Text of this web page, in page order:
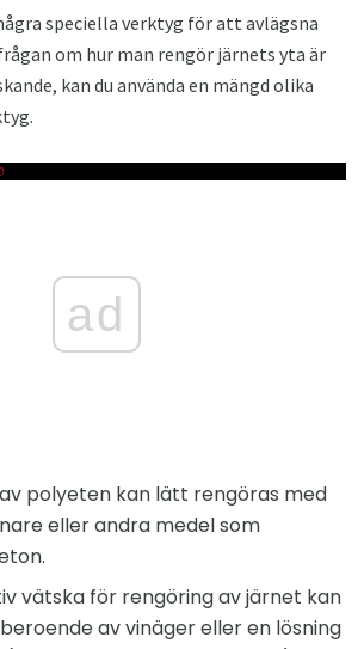
speciella verktyg för att avlägsna
om hur man rengör järnets yta är
kan du använda en mängd olika
ad
polyeten kan lätt rengöras med
eller andra medel som
vätska för rengöring av järnet kan
av vinäger eller en lösning